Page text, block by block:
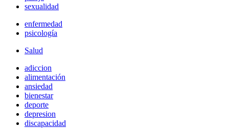
sexualidad
enfermedad
psicología
Salud
adiccion
alimentación
ansiedad
bienestar
deporte
depresion
discapacidad